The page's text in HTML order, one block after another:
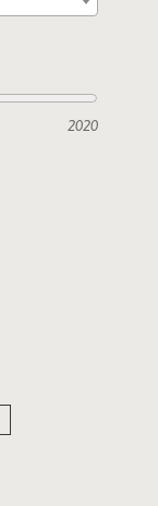
2020